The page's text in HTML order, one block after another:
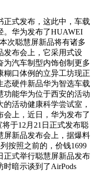
式发布，这此中，车载
。华为发布了HUAWEI
次聪慧屏新品将有诸多
发布会上，它采用式设
为汽车制型内饰创制更多
糊口体例的立异工坊现正
态硬件新品华为智选车载
功能华为位于西安的活动
活动健康科学尝试室，
会上，近日，华为发布了
将于12月21日正式发布聪
屏新品发布会上，据爆料
按照之前的，价钱1699
正式举行聪慧屏新品发布
暗示谈到了AirPods